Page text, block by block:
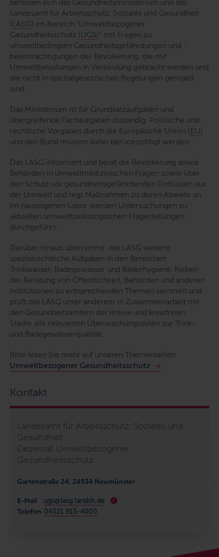
befassen sich das Gesundheitsministerium und das
Landesamt für Arbeitsschutz, Soziales und Gesundheit
(LASG) im Bereich "Umweltbezogener
Gesundheitsschutz (UGS)" mit Fragen zu
umweltbedingten Gesundheitsgefährdungen und -
beeinträchtigungen der Bevölkerung, die mit
Umweltbelastungen in Verbindung gebracht werden und
die nicht in spezialgesetzlichen Regelungen geregelt
sind.
Das Ministerium ist für Grundsatzaufgaben und
übergreifende Fachaufgaben zuständig. Politische und
rechtliche Vorgaben durch die Europäische Union (EU)
und den Bund müssen dabei berücksichtigt werden.
Das LASG informiert und berät die Bevölkerung sowie
Behörden in umweltmedizinischen Fragen sowie über
den Schutz vor gesundheitsgefährdenden Einﬂüssen aus
der Umwelt und regt Maßnahmen zu deren Abwehr an.
Im hauseigenen Labor werden Untersuchungen zu
aktuellen umwelttoxikologischen Fragestellungen
durchgeführt.
Darüber hinaus übernimmt das LASG weitere
spezialrechtliche Aufgaben in den Bereichen
Trinkwasser, Badegewässer und Bäderhygiene. Neben
der Beratung von Öffentlichkeit, Behörden und anderen
Institutionen zu entsprechenden Themen sammelt und
prüft das LASG unter anderem in Zusammenarbeit mit
den Gesundheitsämtern der Kreise und kreisfreien
Städte alle relevanten Überwachungsdaten zur Trink-
und Badegewässerqualität.
Bitte lesen Sie mehr auf unseren Themenseiten
Umweltbezogener Gesundheitsschutz
Kontakt
Landesamt für Arbeitsschutz, Soziales und
Gesundheit
Dezernat Umweltbezogener
Gesundheitsschutz
Gartenstraße 24, 24534 Neumünster
E-Mail ugs@lasg.landsh.de
i
Telefon 04321 913-4000